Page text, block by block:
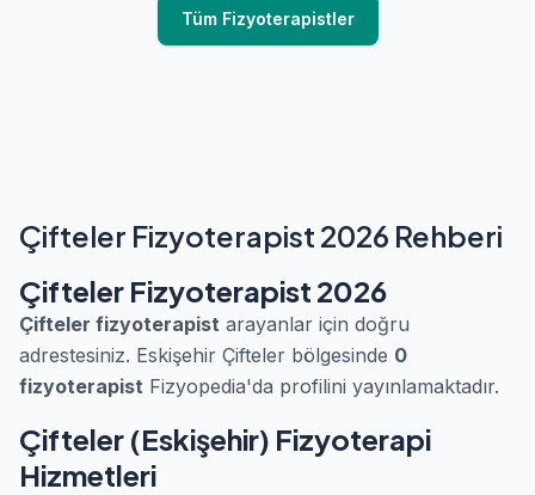
Tüm Fizyoterapistler
Çifteler Fizyoterapist 2026 Rehberi
Çifteler Fizyoterapist 2026
Çifteler fizyoterapist arayanlar için doğru
adrestesiniz. Eskişehir Çifteler bölgesinde 0
fizyoterapist Fizyopedia'da profilini yayınlamaktadır.
Çifteler (Eskişehir) Fizyoterapi
Hizmetleri